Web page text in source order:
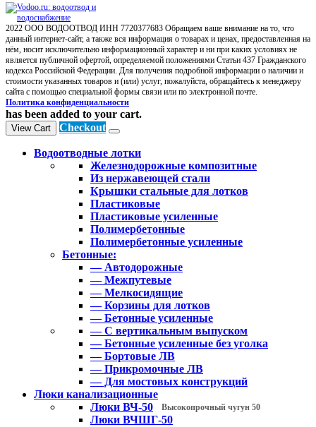
2022 ООО ВОДООТВОД ИНН 7720377683 Обращаем ваше внимание на то, что
данный интернет-сайт, а также вся информация о товарах и ценах, предоставленная на
нём, носит исключительно информационный характер и ни при каких условиях не
является публичной офертой, определяемой положениями Статьи 437 Гражданского
кодекса Российской Федерации. Для получения подробной информации о наличии и
стоимости указанных товаров и (или) услуг, пожалуйста, обращайтесь к менеджеру
сайта с помощью специальной формы связи или по электронной почте.
Политика конфиденциальности
has been added to your cart.
View Cart Checkout
Водоотводные лотки
Железнодорожные композитные
Из нержавеющей стали
Крышки стальные для лотков
Пластиковые
Пластиковые усиленные
Полимербетонные
Полимербетонные усиленные
Бетонные:
— Автодорожные
— Межпутевые
— Мелкосидящие
— Корзины для лотков
— Бетонные усиленные
— С вертикальным выпуском
— Бетонные усиленные без уголка
— Бортовые ЛВ
— Прикромочные ЛВ
— Для мостовых конструкций
Люки канализационные
Люки ВЧ-50
Высокопрочный чугун 50
Люки ВЧШГ-50